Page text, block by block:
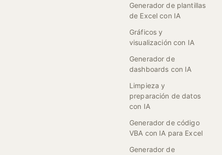
Generador de plantillas
de Excel con IA
Gráficos y
visualización con IA
Generador de
dashboards con IA
Limpieza y
preparación de datos
con IA
Generador de código
VBA con IA para Excel
Generador de